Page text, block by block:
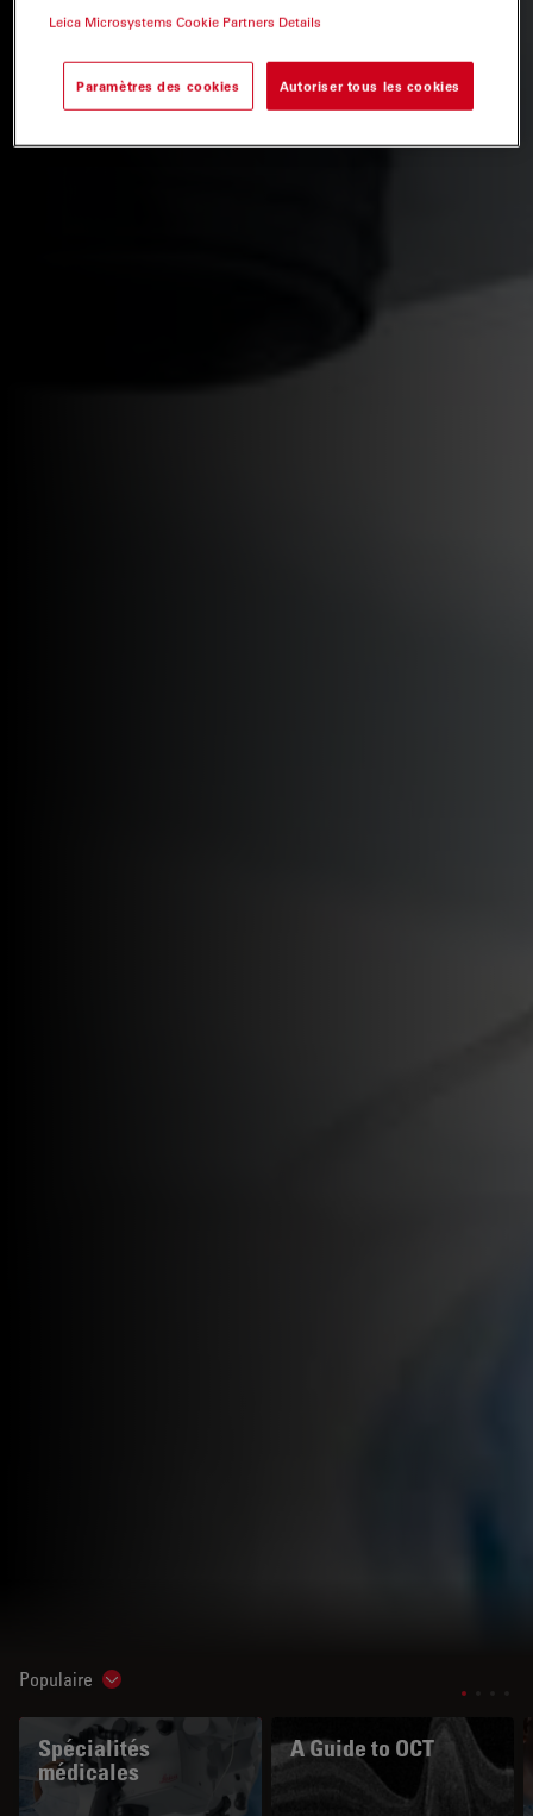
Populaire Show subnavigation
Spécialités
médicales
A Guide to OCT
Leica Microsystems Cookie Partners Details
Paramètres des cookies Autoriser tous les cookies